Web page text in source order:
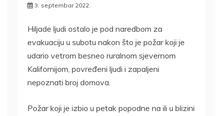
3. septembar 2022.
Hiljade ljudi ostalo je pod naredbom za
evakuaciju u subotu nakon što je požar koji je
udario vetrom besneo ruralnom sjevernom
Kalifornijom, povređeni ljudi i zapaljeni
nepoznati broj domova.
Požar koji je izbio u petak popodne na ili u blizini